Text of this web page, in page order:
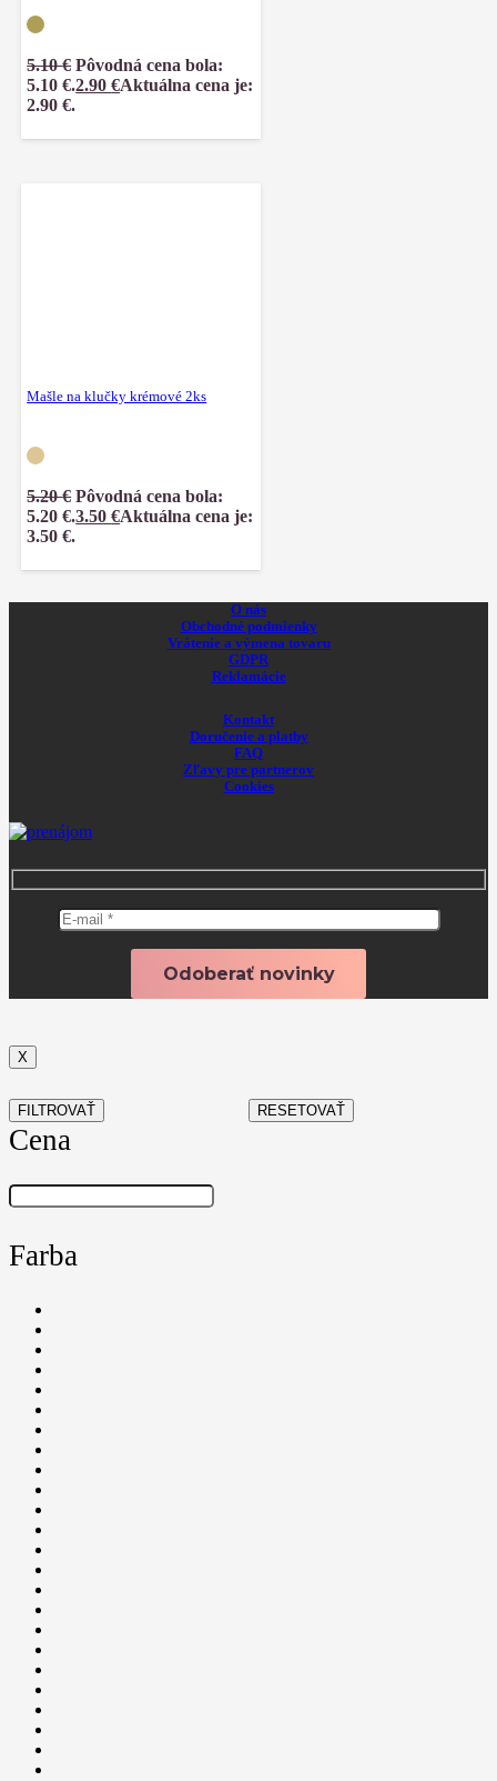
5.10€ Pôvodná cena bola:
5.10 €.2.90€Aktuálna cena je:
2.90 €.
Mašle na klučky krémové 2ks
5.20€ Pôvodná cena bola:
5.20 €.3.50€Aktuálna cena je:
3.50 €.
O nás
Obchodné podmienky
Vrátenie a výmena tovaru
GDPR
Reklamácie
Kontakt
Doručenie a platby
FAQ
Zľavy pre partnerov
Cookies
X
FILTROVAŤ RESETOVAŤ
Cena
Farba